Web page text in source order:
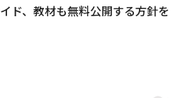
ド、教材も無料公開する方針を